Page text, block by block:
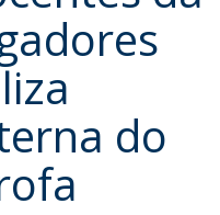
do